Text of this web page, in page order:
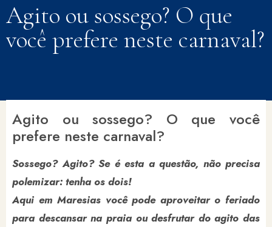
Agito ou sossego? O que
você prefere neste carnaval?
Agito ou sossego? O que você
prefere neste carnaval?
Sossego? Agito? Se é esta a questão, não precisa
polemizar: tenha os dois!
Aqui em Maresias você pode aproveitar o feriado
para descansar na praia ou desfrutar do agito das